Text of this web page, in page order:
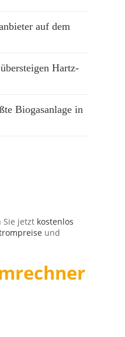
auf dem
Hartz-
Biogasanlage in
Sie jetzt kostenlos
und